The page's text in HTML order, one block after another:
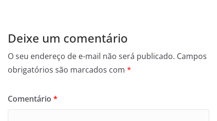
Deixe um comentário
O seu endereço de e-mail não será publicado. Campos
obrigatórios são marcados com *
Comentário *